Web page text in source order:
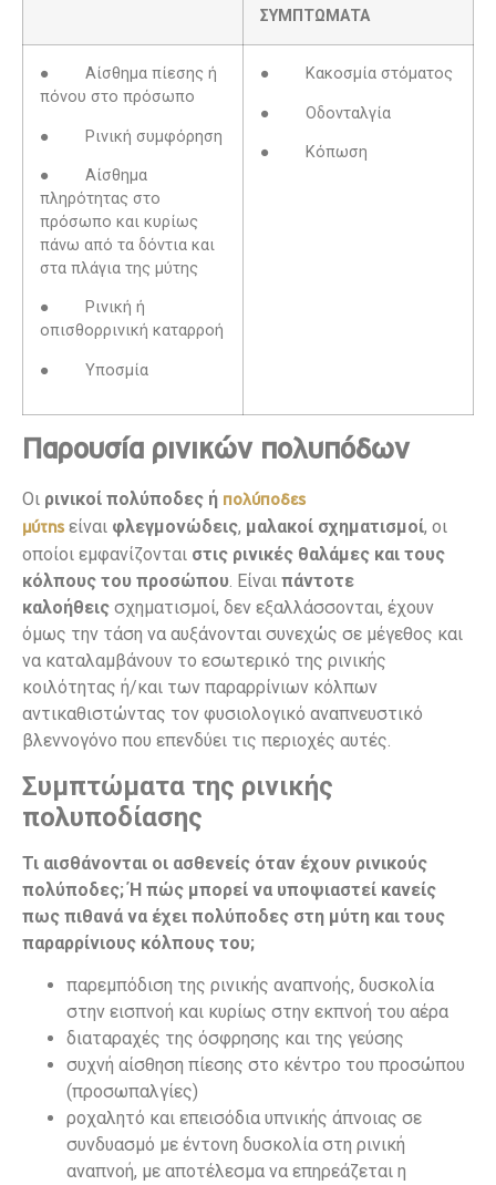
ΣΥΜΠΤΩΜΑΤΑ
● Αίσθημα πίεσης ή
πόνου στο πρόσωπο
● Ρινική συμφόρηση
● Αίσθημα
πληρότητας στο
πρόσωπο και κυρίως
πάνω από τα δόντια και
στα πλάγια της μύτης
● Ρινική ή
οπισθορρινική καταρροή
● Υποσμία
● Κακοσμία στόματος
● Οδονταλγία
● Κόπωση
Παρουσία ρινικών πολυπόδων
Οι ρινικοί πολύποδες ή πολύποδες
μύτης είναι φλεγμονώδεις, μαλακοί σχηματισμοί, οι
οποίοι εμφανίζονται στις ρινικές θαλάμες και τους
κόλπους του προσώπου. Είναι πάντοτε
καλοήθεις σχηματισμοί, δεν εξαλλάσσονται, έχουν
όμως την τάση να αυξάνονται συνεχώς σε μέγεθος και
να καταλαμβάνουν το εσωτερικό της ρινικής
κοιλότητας ή/και των παραρρίνιων κόλπων
αντικαθιστώντας τον φυσιολογικό αναπνευστικό
βλεννογόνο που επενδύει τις περιοχές αυτές.
Συμπτώματα της ρινικής
πολυποδίασης
Τι αισθάνονται οι ασθενείς όταν έχουν ρινικούς
πολύποδες; Ή πώς μπορεί να υποψιαστεί κανείς
πως πιθανά να έχει πολύποδες στη μύτη και τους
παραρρίνιους κόλπους του;
παρεμπόδιση της ρινικής αναπνοής, δυσκολία
στην εισπνοή και κυρίως στην εκπνοή του αέρα
διαταραχές της όσφρησης και της γεύσης
συχνή αίσθηση πίεσης στο κέντρο του προσώπου
(προσωπαλγίες)
ροχαλητό και επεισόδια υπνικής άπνοιας σε
συνδυασμό με έντονη δυσκολία στη ρινική
αναπνοή, με αποτέλεσμα να επηρεάζεται η